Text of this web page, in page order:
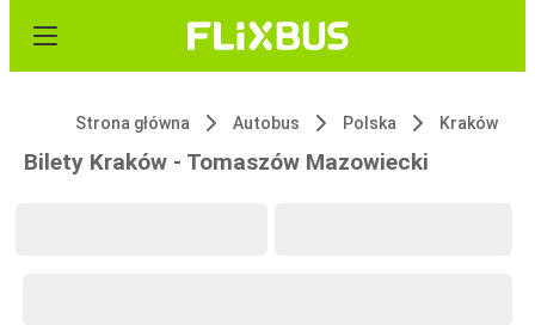
Strona główna Autobus Polska Kraków
Bilety Kraków - Tomaszów Mazowiecki